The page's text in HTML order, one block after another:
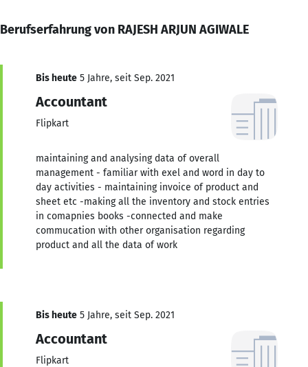
Berufserfahrung von RAJESH ARJUN AGIWALE
Bis heute 5 Jahre, seit Sep. 2021
Accountant
Flipkart
maintaining and analysing data of overall
management - familiar with exel and word in day to
day activities - maintaining invoice of product and
sheet etc -making all the inventory and stock entries
in comapnies books -connected and make
commucation with other organisation regarding
product and all the data of work
Bis heute 5 Jahre, seit Sep. 2021
Accountant
Flipkart